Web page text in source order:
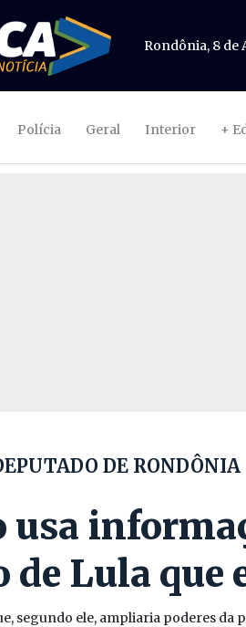
Rondônia, 8 de
Polícia Geral Interior +
DE RONDÔNIA
de Lula que
segundo ele, ampliaria poderes